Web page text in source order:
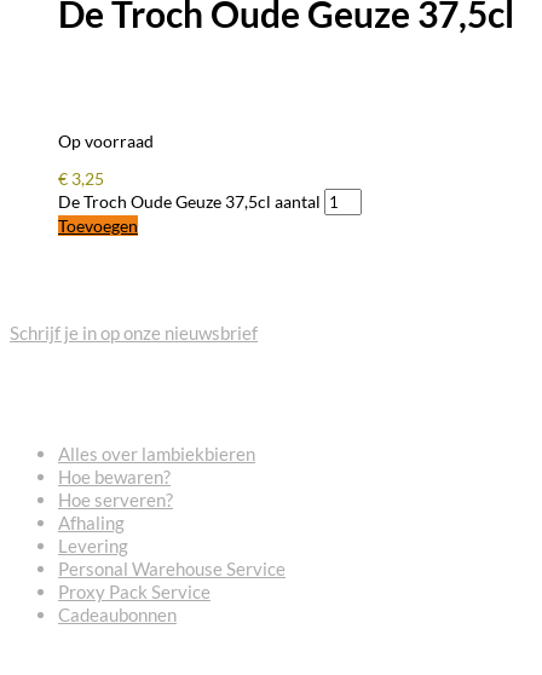
De Troch Oude Geuze 37,5cl
Op voorraad
€ 3,25
De Troch Oude Geuze 37,5cl aantal
Toevoegen
Schrijf je in op onze nieuwsbrief
Alles over lambiekbieren
Hoe bewaren?
Hoe serveren?
Afhaling
Levering
Personal Warehouse Service
Proxy Pack Service
Cadeaubonnen